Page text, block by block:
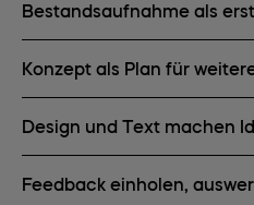
Bestandsaufnahme als
Konzept als Plan für
Design und Text machen
Feedback einholen,